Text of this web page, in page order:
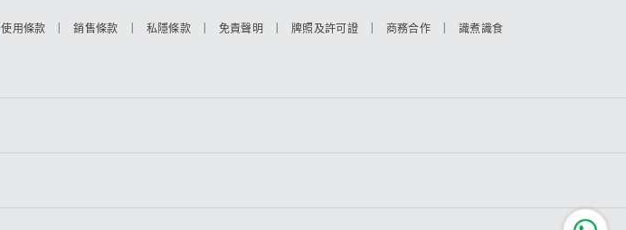
使用條款 銷售條款 私隱條款 免責聲明 牌照及許可證 商務合作 識煮識食